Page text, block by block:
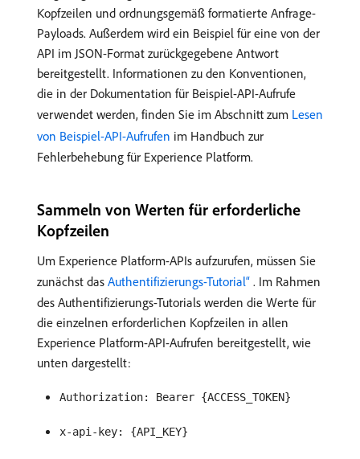
Kopfzeilen und ordnungsgemäß formatierte Anfrage-
Payloads. Außerdem wird ein Beispiel für eine von der
API im JSON-Format zurückgegebene Antwort
bereitgestellt. Informationen zu den Konventionen,
die in der Dokumentation für Beispiel-API-Aufrufe
verwendet werden, finden Sie im Abschnitt zum Lesen
von Beispiel-API-Aufrufen im Handbuch zur
Fehlerbehebung für Experience Platform.
Sammeln von Werten für erforderliche
Kopfzeilen
Um Experience Platform-APIs aufzurufen, müssen Sie
zunächst das Authentifizierungs-Tutorial“ ​ . Im Rahmen
des Authentifizierungs-Tutorials werden die Werte für
die einzelnen erforderlichen Kopfzeilen in allen
Experience Platform-API-Aufrufen bereitgestellt, wie
unten dargestellt:
Authorization: Bearer {ACCESS_TOKEN}
x-api-key: {API_KEY}